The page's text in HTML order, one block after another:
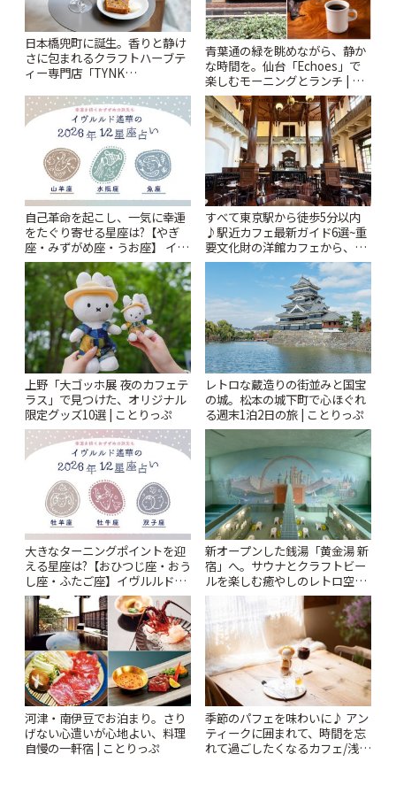
日本橋兜町に誕生。香りと静け
さに包まれるクラフトハーブテ
ィー専門店「TYNK
青葉通の緑を眺めながら、静か
な時間を。仙台「Echoes」で
楽しむモーニングとランチ | こ
とりっぷ
自己革命を起こし、一気に幸運
をたぐり寄せる星座は?【やぎ
座・みずがめ座・うお座】 イヴ
ルルド遙華2026年 夏の運勢
~Summer~ | ことりっぷ
すべて東京駅から徒歩5分以内
♪駅近カフェ最新ガイド6選~重
要文化財の洋館カフェから、改
札すぐのレトロ喫茶まで~ | こと
上野「大ゴッホ展 夜のカフェテ
ラス」で見つけた、オリジナル
限定グッズ10選 | ことりっぷ
レトロな蔵造りの街並みと国宝
の城。松本の城下町で心ほぐれ
る週末1泊2日の旅 | ことりっぷ
大きなターニングポイントを迎
える星座は?【おひつじ座・おう
し座・ふたご座】イヴルルド遙
華2026年 夏の運勢~Summer~ |
ことりっぷ
新オープンした銭湯「黄金湯 新
宿」へ。サウナとクラフトビー
ルを楽しむ癒やしのレトロ空間
| ことりっぷ
河津・南伊豆でお泊まり。さり
げない心遣いが心地よい、料理
自慢の一軒宿 | ことりっぷ
季節のパフェを味わいに♪ アン
ティークに囲まれて、時間を忘
れて過ごしたくなるカフェ/浅草